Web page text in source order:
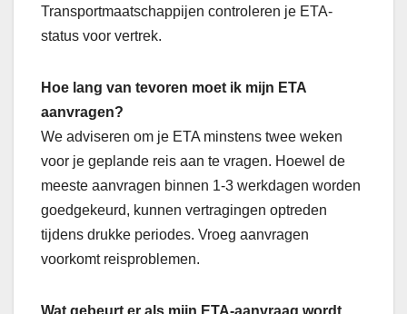
Transportmaatschappijen controleren je ETA-
status voor vertrek.
Hoe lang van tevoren moet ik mijn ETA
aanvragen?
We adviseren om je ETA minstens twee weken
voor je geplande reis aan te vragen. Hoewel de
meeste aanvragen binnen 1-3 werkdagen worden
goedgekeurd, kunnen vertragingen optreden
tijdens drukke periodes. Vroeg aanvragen
voorkomt reisproblemen.